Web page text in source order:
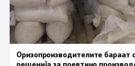
Оризопроизводителите бараат
решенија за поевтино